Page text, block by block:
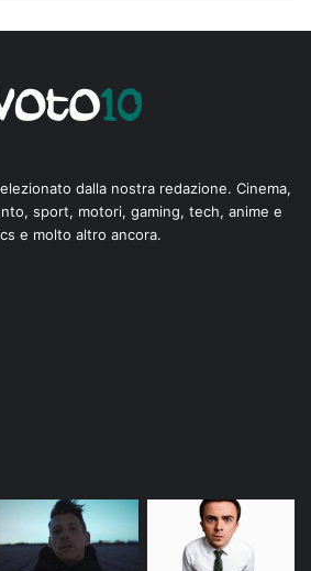
dalla nostra redazione. Cinema,
sport, motori, gaming, tech, anime e
e molto altro ancora.